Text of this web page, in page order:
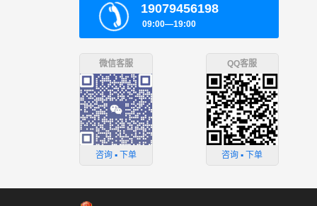
19079456198
09:00—19:00
微信客服
咨询 ▪ 下单
QQ客服
咨询 ▪ 下单